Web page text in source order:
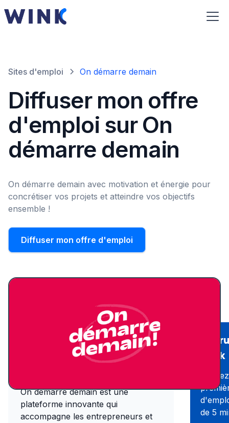
Sites d'emploi On démarre demain
Diffuser mon offre
d'emploi sur On
démarre demain
On démarre demain avec motivation et énergie pour
concrétiser vos projets et atteindre vos objectifs
ensemble !
Diffuser mon offre d'emploi
Présentation du
site d'emploi
On démarre demain est une
plateforme innovante qui
accompagne les entrepreneurs et
Wink
de 5